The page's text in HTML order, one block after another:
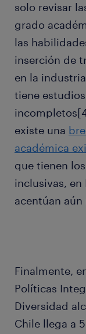
solo revisar
grado
las
inserción de
en la
tiene
existe una
académica
que tienen
inclusivas, en
acentúan aún
Finalmente,
Políticas
Diversidad
Chile llega a